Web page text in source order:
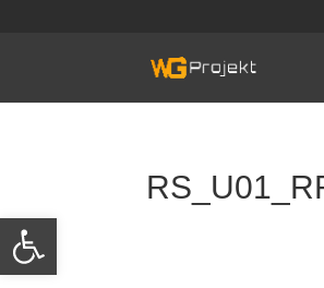
Otwórz pasek narzędzi